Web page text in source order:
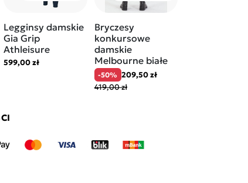
Legginsy damskie
Gia Grip
Athleisure
599,00 zł
Bryczesy
konkursowe
damskie
Melbourne białe
-50% 209,50 zł
419,00 zł